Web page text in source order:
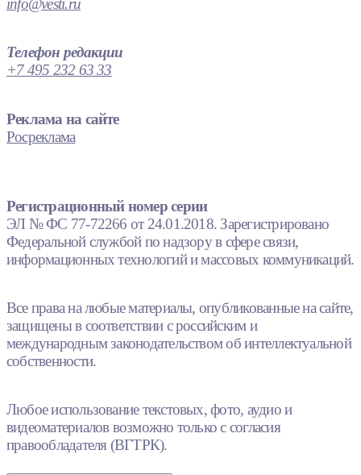
info@vesti.ru
Телефон редакции
+7 495 232 63 33
Реклама на сайте
Росреклама
Регистрационный номер серии
ЭЛ № ФС 77-72266 от 24.01.2018. Зарегистрировано
Федеральной службой по надзору в сфере связи,
информационных технологий и массовых коммуникаций.
Все права на любые материалы, опубликованные на сайте,
защищены в соответствии с российским и
международным законодательством об интеллектуальной
собственности.
Любое использование текстовых, фото, аудио и
видеоматериалов возможно только с согласия
правообладателя (ВГТРК).